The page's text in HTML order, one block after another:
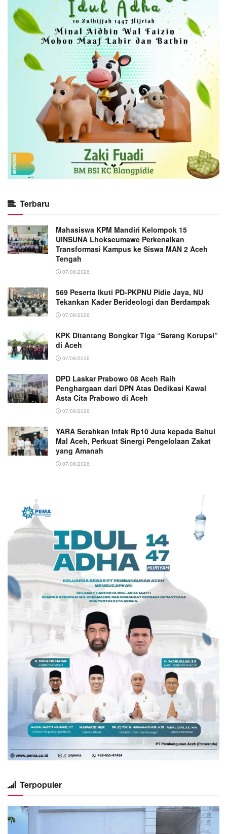
Terbaru
Mahasiswa KPM Mandiri Kelompok 15
UINSUNA Lhokseumawe Perkenalkan
Transformasi Kampus ke Siswa MAN 2 Aceh
Tengah
07/08/2026
569 Peserta Ikuti PD-PKPNU Pidie Jaya, NU
Tekankan Kader Berideologi dan Berdampak
07/08/2026
KPK Ditantang Bongkar Tiga “Sarang Korupsi”
di Aceh
07/08/2026
DPD Laskar Prabowo 08 Aceh Raih
Penghargaan dari DPN Atas Dedikasi Kawal
Asta Cita Prabowo di Aceh
07/08/2026
YARA Serahkan Infak Rp10 Juta kepada Baitul
Mal Aceh, Perkuat Sinergi Pengelolaan Zakat
yang Amanah ‎
07/08/2026
Terpopuler